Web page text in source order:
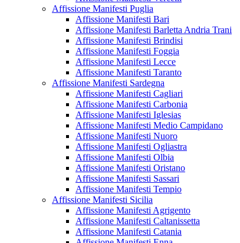
Affissione Manifesti Puglia
Affissione Manifesti Bari
Affissione Manifesti Barletta Andria Trani
Affissione Manifesti Brindisi
Affissione Manifesti Foggia
Affissione Manifesti Lecce
Affissione Manifesti Taranto
Affissione Manifesti Sardegna
Affissione Manifesti Cagliari
Affissione Manifesti Carbonia
Affissione Manifesti Iglesias
Affissione Manifesti Medio Campidano
Affissione Manifesti Nuoro
Affissione Manifesti Ogliastra
Affissione Manifesti Olbia
Affissione Manifesti Oristano
Affissione Manifesti Sassari
Affissione Manifesti Tempio
Affissione Manifesti Sicilia
Affissione Manifesti Agrigento
Affissione Manifesti Caltanissetta
Affissione Manifesti Catania